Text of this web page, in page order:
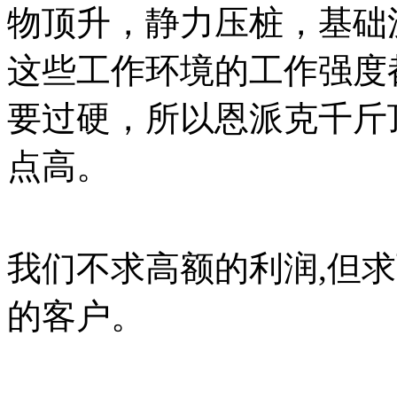
物顶升，静力压桩，基
这些工作环境的工作强
要过硬，所以恩派克千
点高。
我们不求高额的利润,但
的客户。